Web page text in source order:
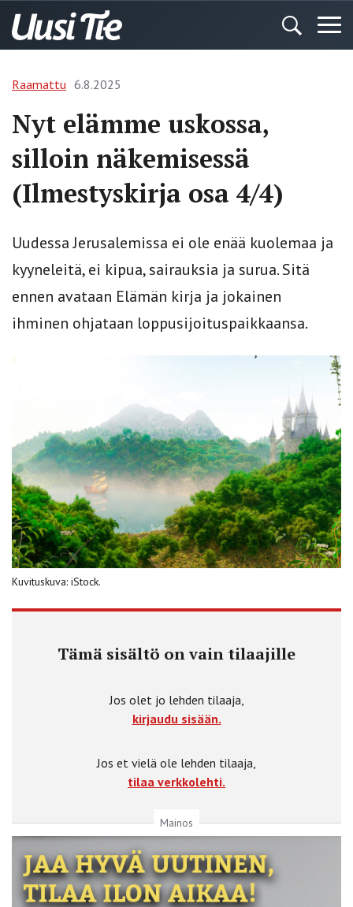
Raamattu 6.8.2025
Nyt elämme uskossa,
silloin näkemisessä
(Ilmestyskirja osa 4/4)
Uudessa Jerusalemissa ei ole enää kuolemaa ja
kyyneleitä, ei kipua, sairauksia ja surua. Sitä
ennen avataan Elämän kirja ja jokainen
ihminen ohjataan loppusijoituspaikkaansa.
Kuvituskuva: iStock.
Tämä sisältö on vain tilaajille
Jos olet jo lehden tilaaja,
kirjaudu sisään.
Jos et vielä ole lehden tilaaja,
tilaa verkkolehti.
Mainos